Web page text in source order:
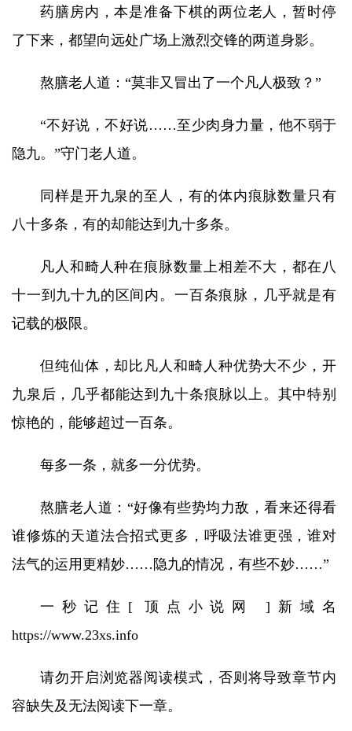
药膳房内，本是准备下棋的两位老人，暂时停
了下来，都望向远处广场上激烈交锋的两道身影。
熬膳老人道：“莫非又冒出了一个凡人极致？”
“不好说，不好说……至少肉身力量，他不弱于
隐九。”守门老人道。
同样是开九泉的至人，有的体内痕脉数量只有
八十多条，有的却能达到九十多条。
凡人和畸人种在痕脉数量上相差不大，都在八
十一到九十九的区间内。一百条痕脉，几乎就是有
记载的极限。
但纯仙体，却比凡人和畸人种优势大不少，开
九泉后，几乎都能达到九十条痕脉以上。其中特别
惊艳的，能够超过一百条。
每多一条，就多一分优势。
熬膳老人道：“好像有些势均力敌，看来还得看
谁修炼的天道法合招式更多，呼吸法谁更强，谁对
法气的运用更精妙……隐九的情况，有些不妙……”
一秒记住[ 顶点小说网 ]新域名
https://www.23xs.info
请勿开启浏览器阅读模式，否则将导致章节内
容缺失及无法阅读下一章。